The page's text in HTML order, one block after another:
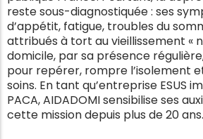
reste sous-diagnostiquée : ses
d’appétit, fatigue, troubles du
attribués à tort au vieillissement «
domicile, par sa présence
pour repérer, rompre l’isolement
soins. En tant qu’entreprise ESUS
PACA, AIDADOMI sensibilise ses
cette mission depuis plus de 20 ans.